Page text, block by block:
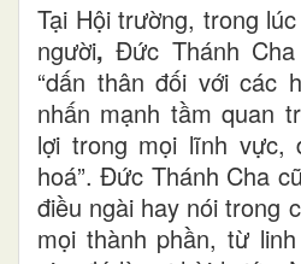
Tại Hội trường, trong
người,Đức Thánh
“dấn thân đối với các
nhấn mạnh tầm quan
lợi trong mọi lĩnh vực,
hoá”. Đức Thánh Cha
điều ngài hay nói trong
mọi thành phần, từ